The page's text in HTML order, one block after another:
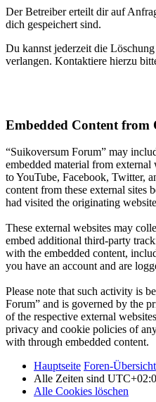
Der Betreiber erteilt dir auf
dich gespeichert sind.
Du kannst jederzeit die
verlangen. Kontaktiere hierzu
Embedded Content from
“Suikoversum Forum” may
embedded material from
to YouTube, Facebook, Twitter,
content from these external sites
had visited the originating
These external websites may
embed additional third-party
with the embedded content,
you have an account and are
Please note that such activity is
Forum” and is governed by the
of the respective external
privacy and cookie policies of
with through embedded content.
Hauptseite Foren-Übersicht
Alle Zeiten sind
Alle Cookies löschen